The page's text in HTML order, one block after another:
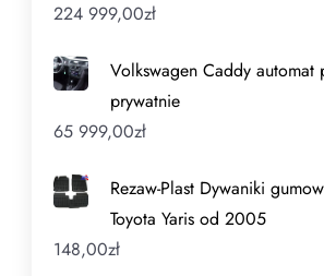
224 999,00zł
Volkswagen Caddy automat
prywatnie
65 999,00zł
Rezaw-Plast Dywaniki
Toyota Yaris od 2005
148,00zł